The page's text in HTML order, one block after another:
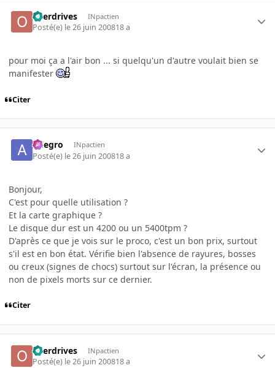
overdrives INpactien
Posté(e) le 26 juin 200818 a
pour moi ça a l'air bon ... si quelqu'un d'autre voulait bien se
manifester
Citer
Allegro INpactien
Posté(e) le 26 juin 200818 a
Bonjour,
C'est pour quelle utilisation ?
Et la carte graphique ?
Le disque dur est un 4200 ou un 5400tpm ?
D'après ce que je vois sur le proco, c'est un bon prix, surtout
s'il est en bon état. Vérifie bien l'absence de rayures, bosses
ou creux (signes de chocs) surtout sur l'écran, la présence ou
non de pixels morts sur ce dernier.
Citer
overdrives INpactien
Posté(e) le 26 juin 200818 a